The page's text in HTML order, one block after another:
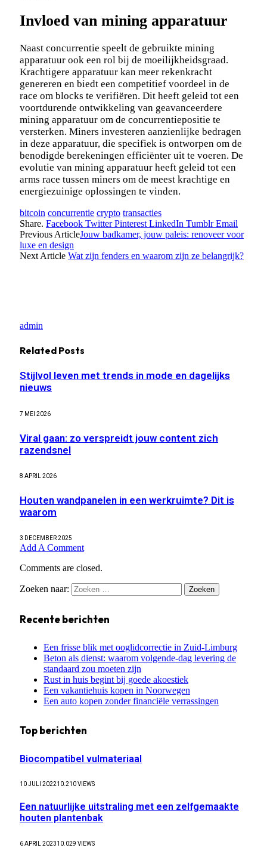
Invloed van mining apparatuur
Naast concurrentie speelt de gebruikte mining
apparatuur ook een rol bij de moeilijkheidsgraad.
Krachtigere apparatuur kan meer rekenkracht
genereren en biedt een competitief voordeel in de
race om blocks te verifiëren. Dit heeft geleid tot een
voortdurende ontwikkeling van geavanceerdere
mining apparatuur om de concurrentiepositie te
versterken. Miners investeren aanzienlijke bedragen
in deze apparatuur, die specifiek is ontworpen om de
benodigde berekeningen efficiënter uit te voeren. De
evolutie van mining apparatuur heeft geleid tot een
arms race tussen miners om de meest krachtige en
energiezuinige oplossingen te vinden.
bitcoin concurrentie crypto transacties
Share. Facebook Twitter Pinterest LinkedIn Tumblr Email
Previous ArticleJouw badkamer, jouw paleis: renoveer voor
luxe en design
Next Article Wat zijn fenders en waarom zijn ze belangrijk?
admin
Related Posts
Stijlvol leven met trends in mode en dagelijks
nieuws
7 MEI 2026
Viral gaan: zo verspreidt jouw content zich
razendsnel
8 APRIL 2026
Houten wandpanelen in een werkruimte? Dit is
waarom
3 DECEMBER 2025
Add A Comment
Comments are closed.
Zoeken naar:
Recente berichten
Een frisse blik met ooglidcorrectie in Zuid-Limburg
Beton als dienst: waarom volgende-dag levering de
standaard zou moeten zijn
Rust in huis begint bij goede akoestiek
Een vakantiehuis kopen in Noorwegen
Een auto kopen zonder financiële verrassingen
Top berichten
Biocompatibel vulmateriaal
10 JULI 202210.210VIEWS
Een natuurlijke uitstraling met een zelfgemaakte
houten plantenbak
6 APRIL 202310.029 VIEWS